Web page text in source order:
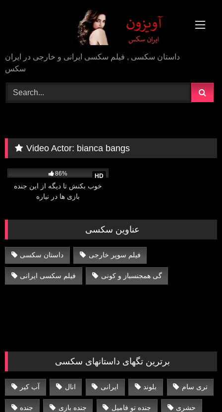
داستان سکسی , فیلم سکسی ایرانی و خارجی در ایران
سکس
Video Actor: bianca bangs
HD
86%
خوب بکنش تا دیگه از این جنده
بازی ها در نیاره
عناوین سکسی
داستان سکسی فیلم سوپر خارجی
فیلم سکسی ایرانی گی همجنسباز و کونی
برترین تگهای داستانهای سکسی
آب کیر انال ایرانی بلوند تری سام
جنده جنده بازی جنده تو فامیل حشری